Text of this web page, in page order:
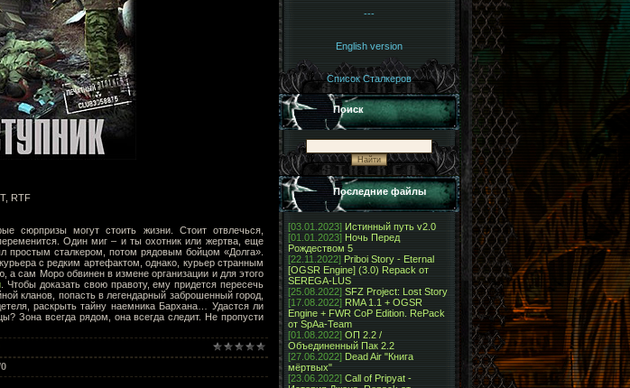
RTF
сюрпризы могут стоить жизни. Стоит отвлечься,
Один миг – и ты охотник или жертва, еще
простым сталкером, потом рядовым бойцом «Долга».
с редким артефактом, однако, курьер странным
а сам Моро обвинен в измене организации и для этого
. Чтобы доказать свою правоту, ему придется пересечь
кланов, попасть в легендарный заброшенный город,
раскрыть тайну наемника Бархана… Удастся ли
Зона всегда рядом, она всегда следит. Не пропусти
0
---
English version
Список Сталкеров
Поиск
Последние файлы
[03.01.2023] Истинный путь v2.0
[01.01.2023] Ночь Перед
Рождеством 5
[22.11.2022] Priboi Story - Eternal
[OGSR Engine] (3.0) Repack от
SEREGA-LUS
[25.08.2022] SFZ Project: Lost Story
[17.08.2022] RMA 1.1 + OGSR
Engine + FWR CoP Edition. RePack
от SpAa-Team
[01.08.2022] ОП 2.2 /
Объединенный Пак 2.2
[27.06.2022] Dead Air "Книга
мёртвых"
[23.06.2022] Call of Pripyat -